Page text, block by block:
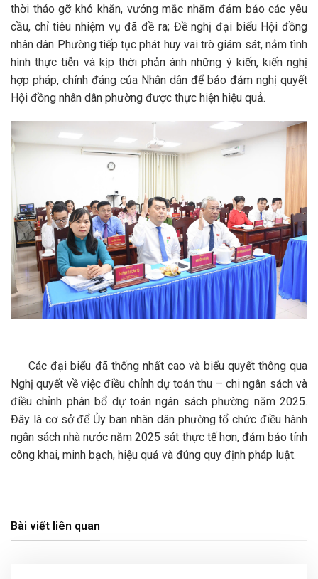
thời tháo gỡ khó khăn, vướng mắc nhằm đảm bảo các yêu
cầu, chỉ tiêu nhiệm vụ đã đề ra; Đề nghị đại biểu Hội đồng
nhân dân Phường tiếp tục phát huy vai trò giám sát, nắm tình
hình thực tiễn và kịp thời phản ánh những ý kiến, kiến nghị
hợp pháp, chính đáng của Nhân dân để bảo đảm nghị quyết
Hội đồng nhân dân phường được thực hiện hiệu quả.
Các đại biểu đã thống nhất cao và biểu quyết thông qua
Nghị quyết về việc điều chỉnh dự toán thu – chi ngân sách và
điều chỉnh phân bổ dự toán ngân sách phường năm 2025.
Đây là cơ sở để Ủy ban nhân dân phường tổ chức điều hành
ngân sách nhà nước năm 2025 sát thực tế hơn, đảm bảo tính
công khai, minh bạch, hiệu quả và đúng quy định pháp luật.
Bài viết liên quan